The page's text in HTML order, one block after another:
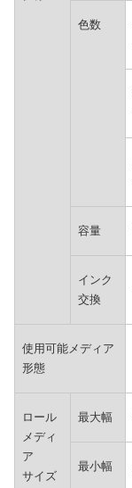
色数
容量
インク
交換
使用可能メディア
形態
ロール
メディ
ア
サイズ
最大幅
最小幅